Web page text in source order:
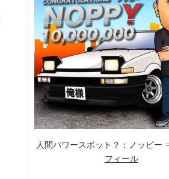
人間パワースポット？：ノッピー
フィール